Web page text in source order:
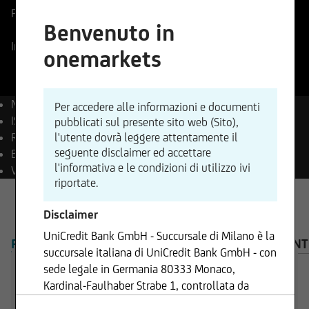
Prezzo di riferimento
-0,57%
In tempo reale
Nome
Brembo S.p.A.
ISIN
NL0015001KT6
Reuters
BRBI.MI
Bloomberg BRE IM Equity
Valuta
EUR
PANORAMICA PRODOTTI AVVISO
Benvenuto in
onemarkets
Per accedere alle informazioni e documenti
pubblicati sul presente sito web (Sito),
l'utente dovrà leggere attentamente il
seguente disclaimer ed accettare
l'informativa e le condizioni di utilizzo ivi
riportate.
Disclaimer
UniCredit Bank GmbH - Succursale di Milano è la
succursale italiana di UniCredit Bank GmbH - con
sede legale in Germania 80333 Monaco,
Kardinal-Faulhaber Strabe 1, controllata da